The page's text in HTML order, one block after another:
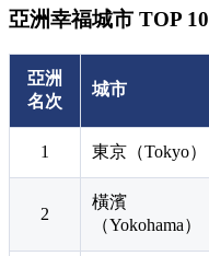
亞洲幸福城市 TOP 10
亞洲
名次
城市
1 東京（Tokyo）
2
橫濱
（Yokohama）